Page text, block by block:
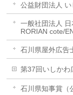
公益財団法人
一般社団法人
RORIAN cote/
石川県屋外広
第37回いしかわ
石川県知事賞（